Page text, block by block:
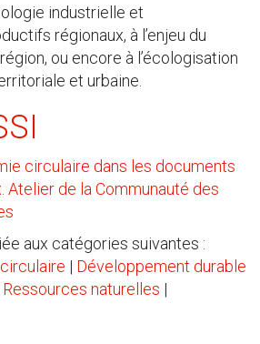
industrielle et
régionaux, à l’enjeu du
ou encore à l’écologisation
et urbaine.
circulaire dans les documents
Atelier de la Communauté des
aux catégories suivantes :
| Développement durable
Ressources naturelles |